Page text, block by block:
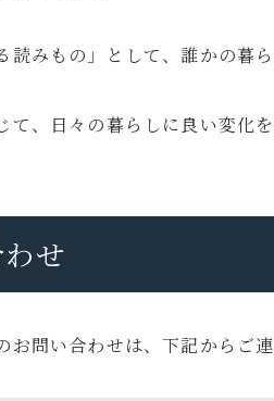
読みもの」として、誰かの暮
て、日々の暮らしに良い変化
せ
お問い合わせは、下記からご連